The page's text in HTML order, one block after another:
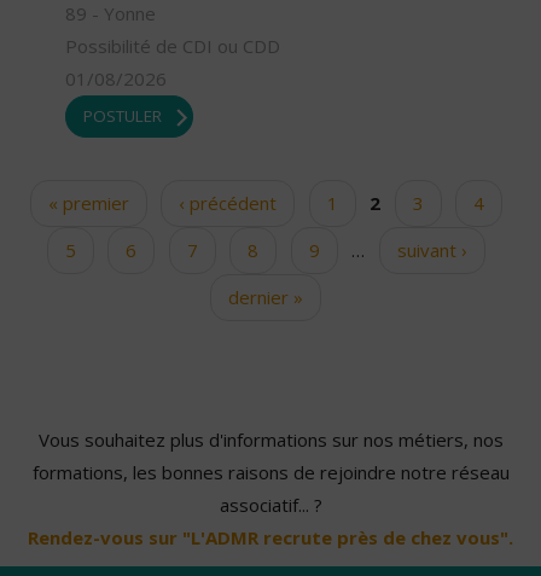
89 - Yonne
Possibilité de CDI ou CDD
01/08/2026
POSTULER
Pages« premier ‹ précédent 1 2 3
4
5
6 7 8 9 …
suivant ›
dernier »
Vous souhaitez plus d'informations sur nos métiers, nos
formations, les bonnes raisons de rejoindre notre réseau
associatif... ?
Rendez-vous sur "L'ADMR recrute près de chez vous".